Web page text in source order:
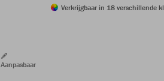
Aanpasbaar
Verkrijgbaar in 18 verschillende